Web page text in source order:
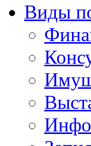
Виды